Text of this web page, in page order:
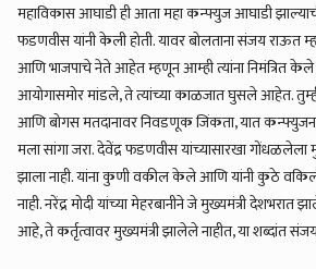
महाविकास आघाडी ही आता महा कन्फ्युज आघाडी
फडणवीस यांनी केली होती. यावर बोलताना संजय
आणि भाजपाचे नेते आहेत म्हणून आम्ही त्यांना निमंत्रित
आयोगासमोर मांडले, ते त्यांच्या काळजात घुसले आहेत.
आणि बोगस मतदानावर निवडणूक जिंकता, यात
मला सांगा जरा. देवेंद्र फडणवीस यांच्यासारखा गोंधळलेला
झाला नाही. यांना कुणी वकील केले आणि यांनी कुठे
नाही. नरेंद्र मोदी यांच्या मेहरबानीने जे मुख्यमंत्री
आहे, ते कर्तृत्वावर मुख्यमंत्री झालेले नाहीत, या शब्दांत